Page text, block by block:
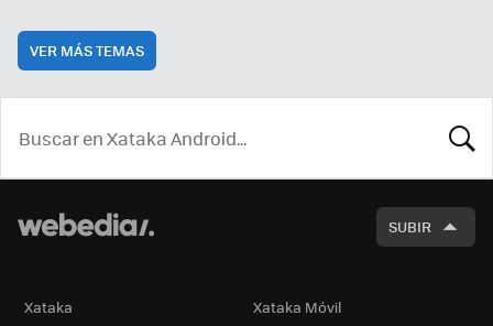
VER MÁS TEMAS
SUBIR
Xataka Xataka Móvil